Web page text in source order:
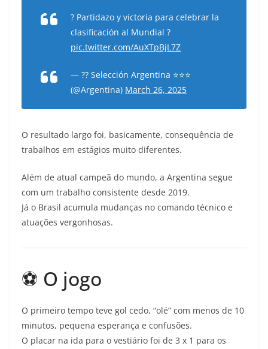
? Partidazo y victoria para celebrar la
clasificación al Mundial ?
pic.twitter.com/AuXTpBjL7Z
— ?? Selección Argentina ⭐⭐⭐
(@Argentina) March 26, 2025
O resultado largo foi, basicamente, consequência de
trabalhos em estágios muito diferentes.
Além de atual campeã do mundo, a Argentina segue
com um trabalho consistente desde 2019.
Já o Brasil acumula mudanças no comando técnico e
atuações vergonhosas.
⚽ O jogo
O primeiro tempo teve gol cedo, “olé” com menos de 10
minutos, pequena esperança e confusões.
O placar na ida para o vestiário foi de 3 x 1 para os